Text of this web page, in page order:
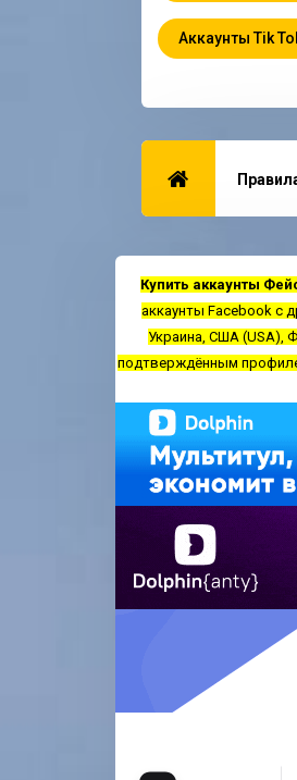
Аккаунты Tik
Купить аккаунты
аккаунты Facebook с
Украина, США (USA),
подтверждённым